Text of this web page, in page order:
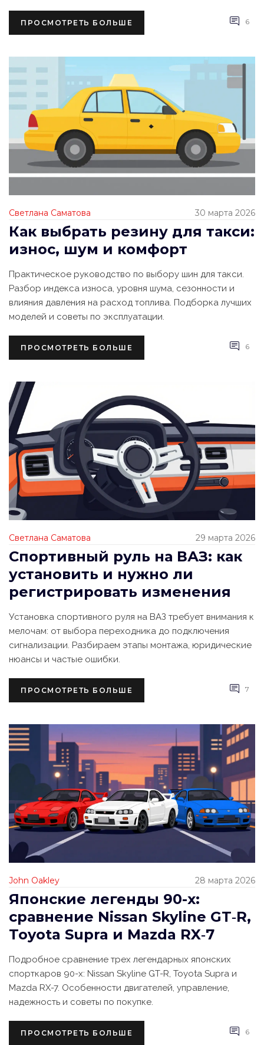
ПРОСМОТРЕТЬ БОЛЬШЕ 6
Светлана Саматова 30 марта 2026
Как выбрать резину для такси:
износ, шум и комфорт
Практическое руководство по выбору шин для такси.
Разбор индекса износа, уровня шума, сезонности и
влияния давления на расход топлива. Подборка лучших
моделей и советы по эксплуатации.
ПРОСМОТРЕТЬ БОЛЬШЕ 6
Светлана Саматова 29 марта 2026
Спортивный руль на ВАЗ: как
установить и нужно ли
регистрировать изменения
Установка спортивного руля на ВАЗ требует внимания к
мелочам: от выбора переходника до подключения
сигнализации. Разбираем этапы монтажа, юридические
нюансы и частые ошибки.
ПРОСМОТРЕТЬ БОЛЬШЕ 7
John Oakley 28 марта 2026
Японские легенды 90-х:
сравнение Nissan Skyline GT‑R,
Toyota Supra и Mazda RX‑7
Подробное сравнение трех легендарных японских
спорткаров 90-х: Nissan Skyline GT-R, Toyota Supra и
Mazda RX-7. Особенности двигателей, управление,
надежность и советы по покупке.
ПРОСМОТРЕТЬ БОЛЬШЕ 6